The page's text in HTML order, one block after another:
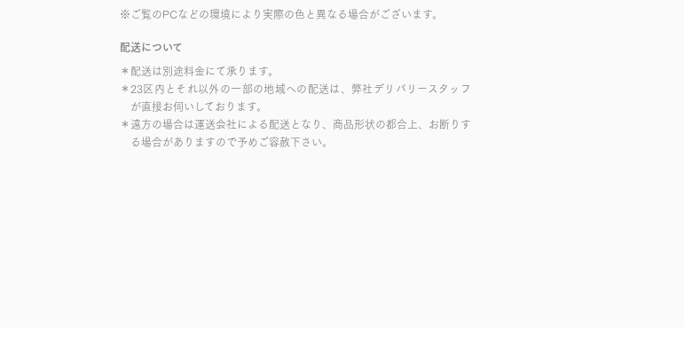
※ご覧のPCなどの環境により実際の色と異なる場合がございます。
配送について
＊配送は別途料金にて承ります。
＊23区内とそれ以外の一部の地域への配送は、弊社デリバリースタッフ
が直接お伺いしております。
＊遠方の場合は運送会社による配送となり、商品形状の都合上、お断りす
る場合がありますので予めご容赦下さい。